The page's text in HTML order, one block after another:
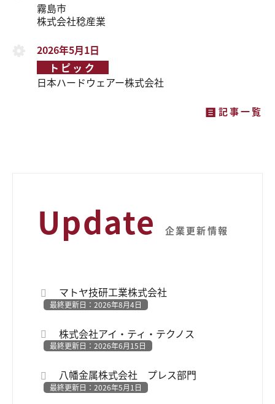
霧島市
株式会社稔産業
2026年5月1日
トピック
日本ハードウェアー株式会社
記事一覧
Update 企業更新情報
マトヤ技研工業株式会社
最終更新日：2026年8月4日
株式会社アイ・ティ・テクノス
最終更新日：2026年6月15日
八幡金属株式会社 プレス部門
最終更新日：2026年5月1日